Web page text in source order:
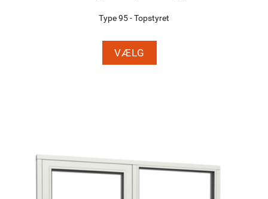
Type 95 - Topstyret
VÆLG